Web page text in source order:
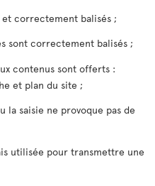
et correctement balisés ;
sont correctement balisés ;
contenus sont offerts :
et plan du site ;
la saisie ne provoque pas de
utilisée pour transmettre une